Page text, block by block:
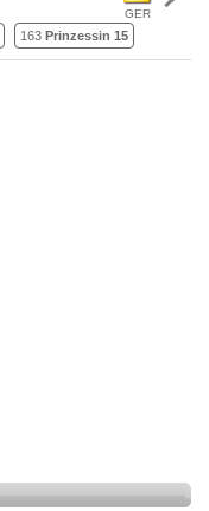
GER
163 Prinzessin 15